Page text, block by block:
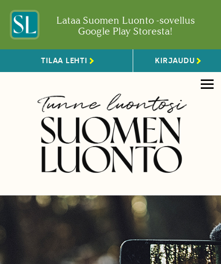
Lataa Suomen Luonto -sovellus
Google Play Storesta!
TILAA LEHTI KIRJAUDU